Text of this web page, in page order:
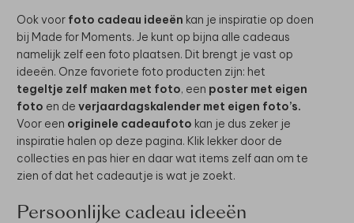
Ook voor foto cadeau ideeën kan je inspiratie op doen
bij Made for Moments. Je kunt op bijna alle cadeaus
namelijk zelf een foto plaatsen. Dit brengt je vast op
ideeën. Onze favoriete foto producten zijn: het
tegeltje zelf maken met foto, een poster met eigen
foto en de verjaardagskalender met eigen foto’s.
Voor een originele cadeaufoto kan je dus zeker je
inspiratie halen op deze pagina. Klik lekker door de
collecties en pas hier en daar wat items zelf aan om te
zien of dat het cadeautje is wat je zoekt.
Persoonlijke cadeau ideeën